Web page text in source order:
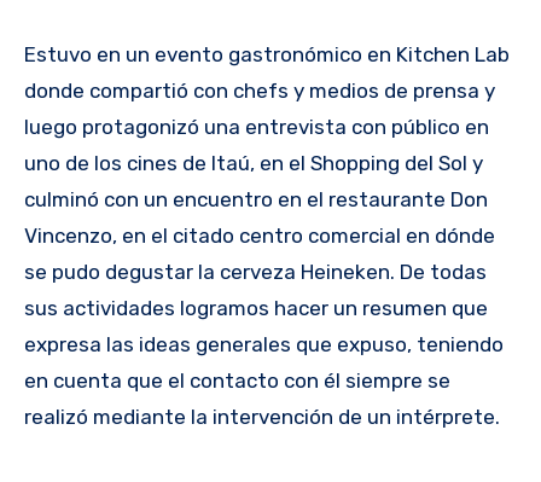
Estuvo en un evento gastronómico en Kitchen Lab
donde compartió con chefs y medios de prensa y
luego protagonizó una entrevista con público en
uno de los cines de Itaú, en el Shopping del Sol y
culminó con un encuentro en el restaurante Don
Vincenzo, en el citado centro comercial en dónde
se pudo degustar la cerveza Heineken. De todas
sus actividades logramos hacer un resumen que
expresa las ideas generales que expuso, teniendo
en cuenta que el contacto con él siempre se
realizó mediante la intervención de un intérprete.